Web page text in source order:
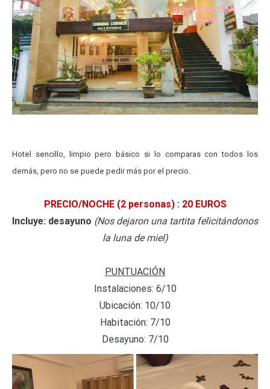
Hotel sencillo, limpio pero básico si lo comparas con todos los
demás, pero no se puede pedir más por el precio.
PRECIO/NOCHE (2 personas): 20 EUROS
Incluye: desayuno (Nos dejaron una tartita felicitándonos
la luna de miel)
PUNTUACIÓN
Instalaciones: 6/10
Ubicación: 10/10
Habitación: 7/10
Desayuno: 7/10